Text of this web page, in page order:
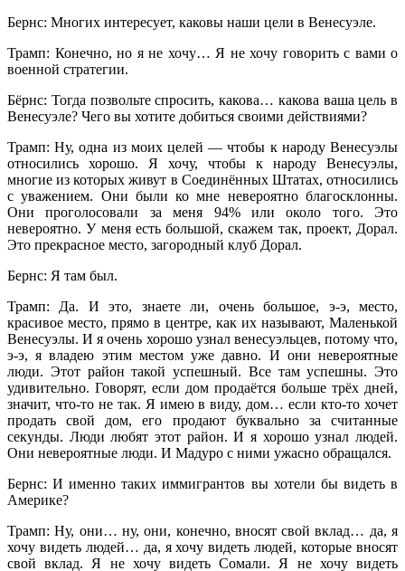
Бернс: Многих интересует, каковы наши цели в Венесуэле.
Трамп: Конечно, но я не хочу… Я не хочу говорить с вами о
военной стратегии.
Бёрнс: Тогда позвольте спросить, какова… какова ваша цель в
Венесуэле? Чего вы хотите добиться своими действиями?
Трамп: Ну, одна из моих целей — чтобы к народу Венесуэлы
относились хорошо. Я хочу, чтобы к народу Венесуэлы,
многие из которых живут в Соединённых Штатах, относились
с уважением. Они были ко мне невероятно благосклонны.
Они проголосовали за меня 94% или около того. Это
невероятно. У меня есть большой, скажем так, проект, Дорал.
Это прекрасное место, загородный клуб Дорал.
Бернс: Я там был.
Трамп: Да. И это, знаете ли, очень большое, э-э, место,
красивое место, прямо в центре, как их называют, Маленькой
Венесуэлы. И я очень хорошо узнал венесуэльцев, потому что,
э-э, я владею этим местом уже давно. И они невероятные
люди. Этот район такой успешный. Все там успешны. Это
удивительно. Говорят, если дом продаётся больше трёх дней,
значит, что-то не так. Я имею в виду, дом… если кто-то хочет
продать свой дом, его продают буквально за считанные
секунды. Люди любят этот район. И я хорошо узнал людей.
Они невероятные люди. И Мадуро с ними ужасно обращался.
Бернс: И именно таких иммигрантов вы хотели бы видеть в
Америке?
Трамп: Ну, они… ну, они, конечно, вносят свой вклад… да, я
хочу видеть людей… да, я хочу видеть людей, которые вносят
свой вклад. Я не хочу видеть Сомали. Я не хочу видеть